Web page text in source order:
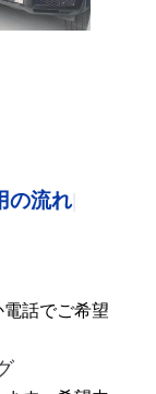
の流れ
電話でご希望